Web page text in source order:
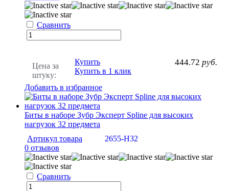
Сравнить
Цена за
штуку:
444.72 руб.
Купить
Купить в 1 клик
Добавить в избранное
Биты в наборе Зубр Эксперт Spline для высоких
нагрузок 32 предмета
Артикул товара
2655-H32
0 отзывов
Сравнить